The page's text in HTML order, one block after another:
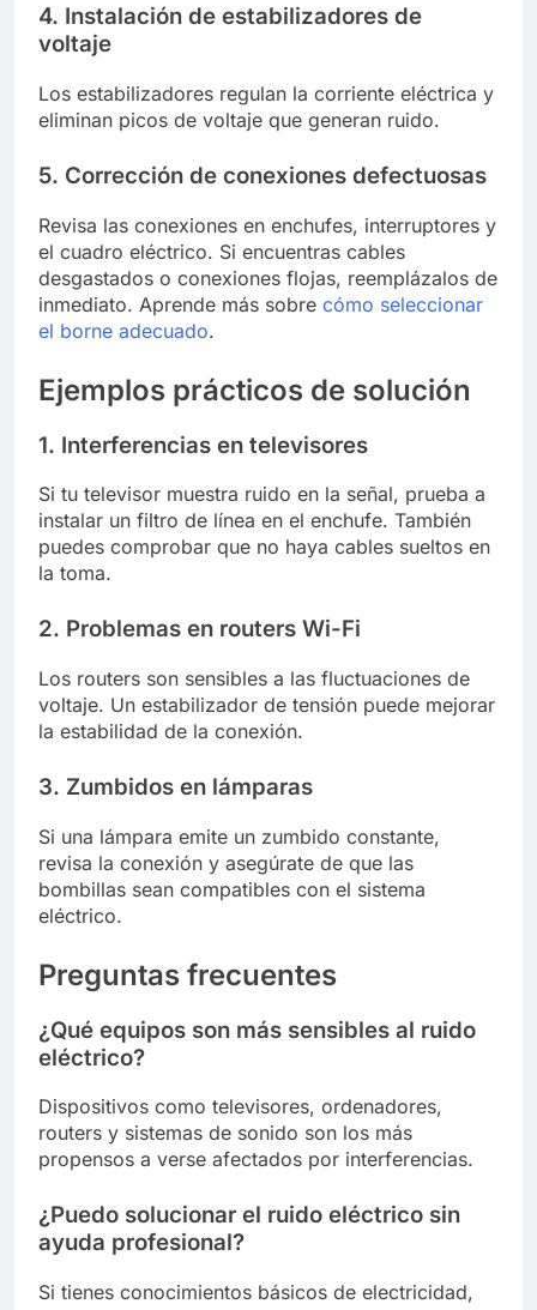
4. Instalación de estabilizadores de
voltaje
Los estabilizadores regulan la corriente eléctrica y
eliminan picos de voltaje que generan ruido.
5. Corrección de conexiones defectuosas
Revisa las conexiones en enchufes, interruptores y
el cuadro eléctrico. Si encuentras cables
desgastados o conexiones flojas, reemplázalos de
inmediato. Aprende más sobre cómo seleccionar
el borne adecuado.
Ejemplos prácticos de solución
1. Interferencias en televisores
Si tu televisor muestra ruido en la señal, prueba a
instalar un filtro de línea en el enchufe. También
puedes comprobar que no haya cables sueltos en
la toma.
2. Problemas en routers Wi-Fi
Los routers son sensibles a las fluctuaciones de
voltaje. Un estabilizador de tensión puede mejorar
la estabilidad de la conexión.
3. Zumbidos en lámparas
Si una lámpara emite un zumbido constante,
revisa la conexión y asegúrate de que las
bombillas sean compatibles con el sistema
eléctrico.
Preguntas frecuentes
¿Qué equipos son más sensibles al ruido
eléctrico?
Dispositivos como televisores, ordenadores,
routers y sistemas de sonido son los más
propensos a verse afectados por interferencias.
¿Puedo solucionar el ruido eléctrico sin
ayuda profesional?
Si tienes conocimientos básicos de electricidad,